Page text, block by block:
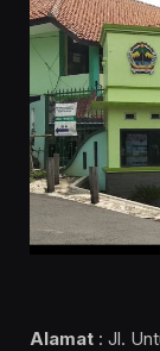
Alamat : Jl.